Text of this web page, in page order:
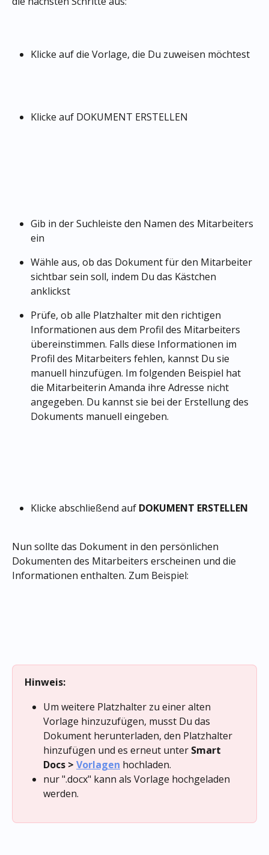
Klicke auf die Vorlage, die Du zuweisen möchtest
Klicke auf DOKUMENT ERSTELLEN
Gib in der Suchleiste den Namen des Mitarbeiters
ein
Wähle aus, ob das Dokument für den Mitarbeiter
sichtbar sein soll, indem Du das Kästchen
anklickst
Prüfe, ob alle Platzhalter mit den richtigen
Informationen aus dem Profil des Mitarbeiters
übereinstimmen. Falls diese Informationen im
Profil des Mitarbeiters fehlen, kannst Du sie
manuell hinzufügen. Im folgenden Beispiel hat
die Mitarbeiterin Amanda ihre Adresse nicht
angegeben. Du kannst sie bei der Erstellung des
Dokuments manuell eingeben.
Klicke abschließend auf DOKUMENT ERSTELLEN
Nun sollte das Dokument in den persönlichen
Dokumenten des Mitarbeiters erscheinen und die
Informationen enthalten. Zum Beispiel:
Hinweis:
Um weitere Platzhalter zu einer alten
Vorlage hinzuzufügen, musst Du das
Dokument herunterladen, den Platzhalter
hinzufügen und es erneut unter Smart
Docs > Vorlagen hochladen.
nur ".docx" kann als Vorlage hochgeladen
werden.